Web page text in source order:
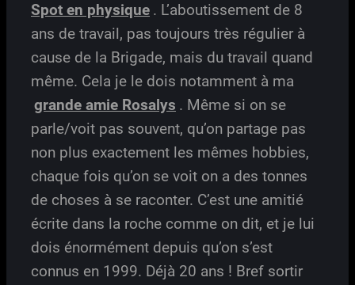
Spot en physique . L’aboutissement de 8
ans de travail, pas toujours très régulier à
cause de la Brigade, mais du travail quand
même. Cela je le dois notamment à ma
grande amie Rosalys . Même si on se
parle/voit pas souvent, qu’on partage pas
non plus exactement les mêmes hobbies,
chaque fois qu’on se voit on a des tonnes
de choses à se raconter. C’est une amitié
écrite dans la roche comme on dit, et je lui
dois énormément depuis qu’on s’est
connus en 1999. Déjà 20 ans ! Bref sortir